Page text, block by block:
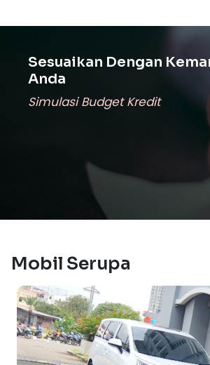
Sesuaikan Dengan
Anda
Simulasi Budget Kredit
Mobil Serupa